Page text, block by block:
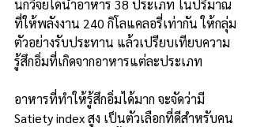
นักวิจัยได้นำอาหาร 38 ประเภท ในปริมาณ
ที่ให้พลังงาน 240 กิโลแคลอรี่เท่ากัน ให้กลุ่ม
ตัวอย่างรับประทาน แล้วเปรียบเทียบความ
รู้สึกอิ่มที่เกิดจากอาหารแต่ละประเภท
อาหารที่ทำให้รู้สึกอิ่มได้มาก จะจัดว่ามี
Satiety index สูง เป็นตัวเลือกที่ดีสำหรับคน